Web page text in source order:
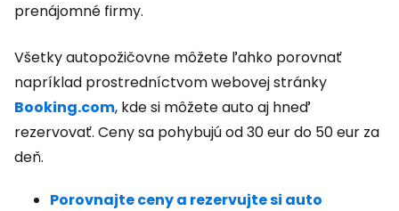
prenájomné firmy.
Všetky autopožičovne môžete ľahko porovnať
napríklad prostredníctvom webovej stránky
Booking.com, kde si môžete auto aj hneď
rezervovať. Ceny sa pohybujú od 30 eur do 50 eur za
deň.
Porovnajte ceny a rezervujte si auto